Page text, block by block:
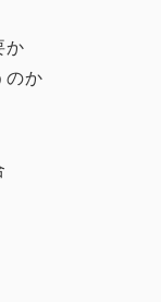
か
のか